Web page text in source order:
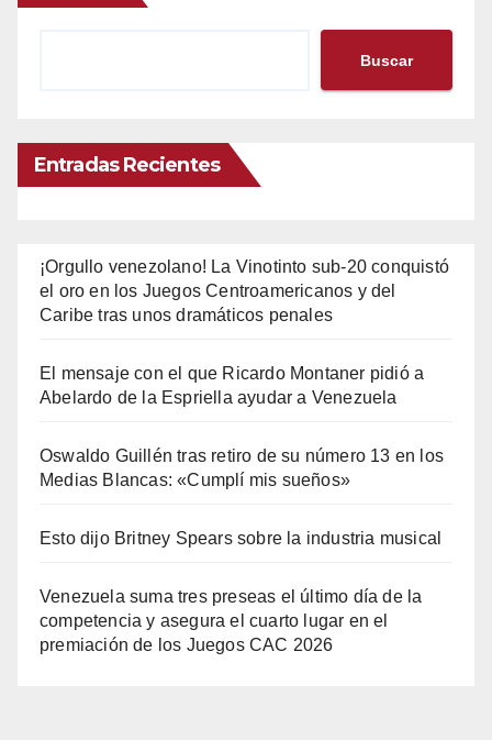
Buscar
Entradas Recientes
¡Orgullo venezolano! La Vinotinto sub-20 conquistó
el oro en los Juegos Centroamericanos y del
Caribe tras unos dramáticos penales
El mensaje con el que Ricardo Montaner pidió a
Abelardo de la Espriella ayudar a Venezuela
Oswaldo Guillén tras retiro de su número 13 en los
Medias Blancas: «Cumplí mis sueños»
Esto dijo Britney Spears sobre la industria musical
Venezuela suma tres preseas el último día de la
competencia y asegura el cuarto lugar en el
premiación de los Juegos CAC 2026